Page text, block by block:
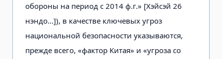
обороны на период с 2014 ф.г.» [Хэйсэй 26
нэндо...]), в качестве ключевых угроз
национальной безопасности указываются,
прежде всего, «фактор Китая» и «угроза со